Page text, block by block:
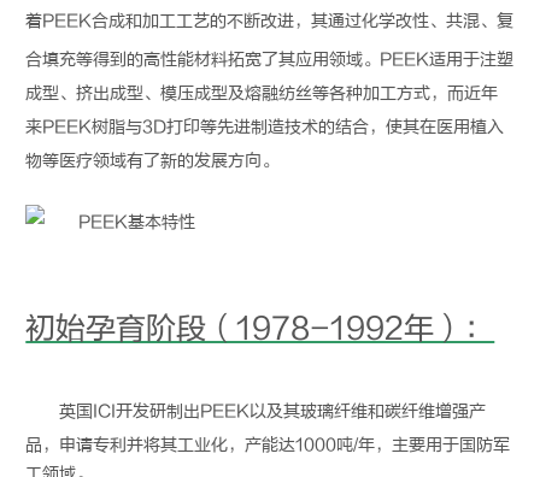
着PEEK合成和加工工艺的不断改进，其通过化学改性、共混、复
合填充等得到的高性能材料拓宽了其应用领域。 PEEK适用于注塑
成型、挤出成型、模压成型及熔融纺丝等各种加工方式，而近年
来PEEK树脂与3D打印等先进制造技术的结合，使其在医用植入
物等医疗领域有了新的发展方向。
初始孕育阶段（1978-1992年）：
英国ICI开发研制出PEEK以及其玻璃纤维和碳纤维增强产
品，申请专利并将其工业化，产能达1000吨/年，主要用于国防军